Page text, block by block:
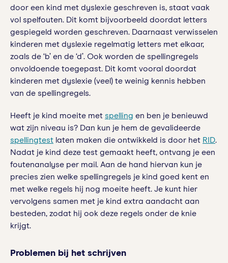
door een kind met dyslexie geschreven is, staat vaak
vol spelfouten. Dit komt bijvoorbeeld doordat letters
gespiegeld worden geschreven. Daarnaast verwisselen
kinderen met dyslexie regelmatig letters met elkaar,
zoals de ‘b’ en de ‘d’. Ook worden de spellingregels
onvoldoende toegepast. Dit komt vooral doordat
kinderen met dyslexie (veel) te weinig kennis hebben
van de spellingregels.
Heeft je kind moeite met spelling en ben je benieuwd
wat zijn niveau is? Dan kun je hem de gevalideerde
spellingtest laten maken die ontwikkeld is door het RID.
Nadat je kind deze test gemaakt heeft, ontvang je een
foutenanalyse per mail. Aan de hand hiervan kun je
precies zien welke spellingregels je kind goed kent en
met welke regels hij nog moeite heeft. Je kunt hier
vervolgens samen met je kind extra aandacht aan
besteden, zodat hij ook deze regels onder de knie
krijgt.
Problemen bij het schrijven